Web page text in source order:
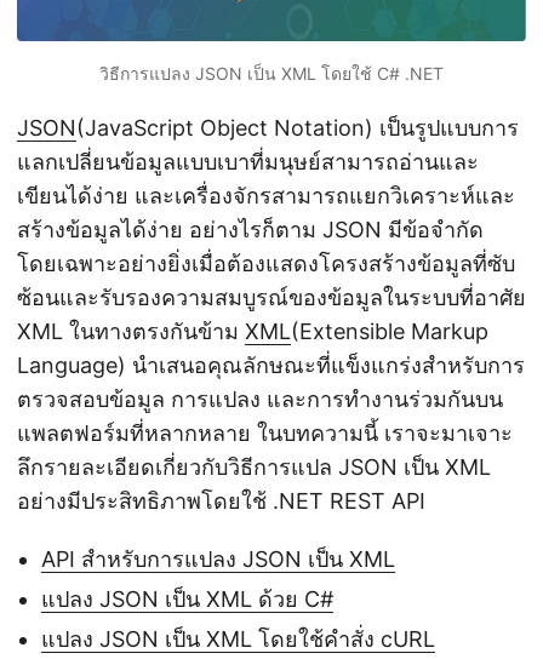
วิธีการแปลง JSON เป็น XML โดยใช้ C# .NET
JSON(JavaScript Object Notation) เป็นรูปแบบการ
แลกเปลี่ยนข้อมูลแบบเบาที่มนุษย์สามารถอ่านและ
เขียนได้ง่าย และเครื่องจักรสามารถแยกวิเคราะห์และ
สร้างข้อมูลได้ง่าย อย่างไรก็ตาม JSON มีข้อจำกัด
โดยเฉพาะอย่างยิ่งเมื่อต้องแสดงโครงสร้างข้อมูลที่ซับ
ซ้อนและรับรองความสมบูรณ์ของข้อมูลในระบบที่อาศัย
XML ในทางตรงกันข้าม XML(Extensible Markup
Language) นำเสนอคุณลักษณะที่แข็งแกร่งสำหรับการ
ตรวจสอบข้อมูล การแปลง และการทำงานร่วมกันบน
แพลตฟอร์มที่หลากหลาย ในบทความนี้ เราจะมาเจาะ
ลึกรายละเอียดเกี่ยวกับวิธีการแปล JSON เป็น XML
อย่างมีประสิทธิภาพโดยใช้ .NET REST API
API สำหรับการแปลง JSON เป็น XML
แปลง JSON เป็น XML ด้วย C#
แปลง JSON เป็น XML โดยใช้คำสั่ง cURL